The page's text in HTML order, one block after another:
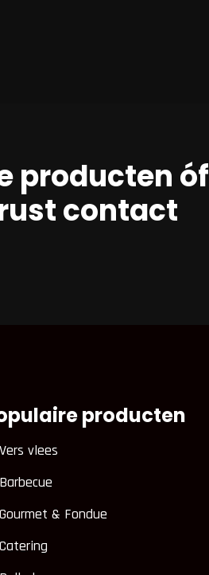
producten óf
contact
producten
Vers vlees
Barbecue
Gourmet & Fondue
Catering